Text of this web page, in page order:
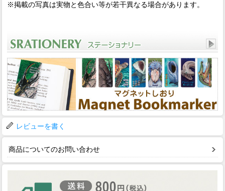
※掲載の写真は実物と色合い等が若干異なる場合があります。
レビューを書く
商品についてのお問い合わせ